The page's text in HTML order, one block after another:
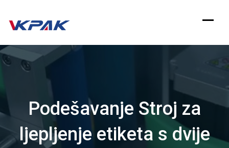
Preskoči
na
Podešavanje Stroj za
ljepljenje etiketa s dvije